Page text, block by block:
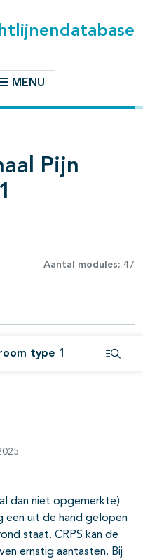
MENU
Pijn
Aantal modules: 47
type 1
dan niet opgemerkte)
een uit de hand gelopen
staat. CRPS kan de
ernstig aantasten. Bij